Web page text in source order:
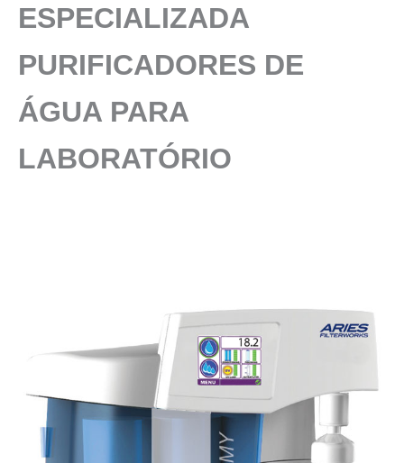
ESPECIALIZADA
PURIFICADORES DE
ÁGUA PARA
LABORATÓRIO